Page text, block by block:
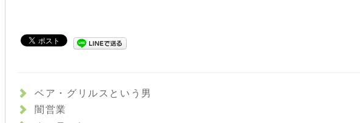
ベア・グリルスという男
闇営業